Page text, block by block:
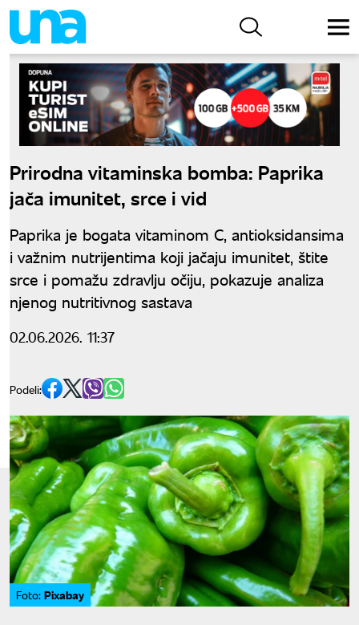
Prirodna vitaminska bomba: Paprika
jača imunitet, srce i vid
Paprika je bogata vitaminom C, antioksidansima
i važnim nutrijentima koji jačaju imunitet, štite
srce i pomažu zdravlju očiju, pokazuje analiza
njenog nutritivnog sastava
02.06.2026. 11:37
Podeli:
Foto: Pixabay